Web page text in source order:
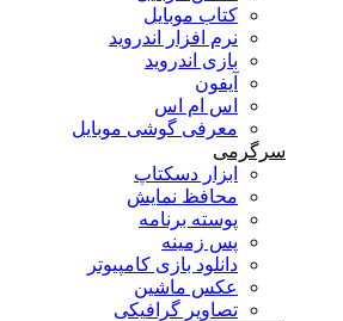
کتاب موبایل
نرم افزار اندروید
بازی اندروید
آیفون
اس ام اس
معرفی گوشی موبایل
سرگرمی
ابزار دسکتاپ
محافظ نمایش
پوسته برنامه
پس زمینه
دانلود بازی کامپیوتر
عکس ماشین
تصاویر گرافیکی